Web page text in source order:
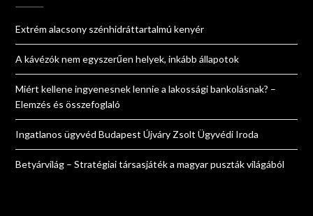
Extrém alacsony szénhidráttartalmú kenyér
A kávézók nem egyszerűen helyek, inkább állapotok
Miért kellene ingyenesnek lennie a lakossági bankolásnak? –
Elemzés és összefoglaló
Ingatlanos ügyvéd Budapest Újváry Zsolt Ügyvédi Iroda
Betyárvilág – Stratégiai társasjáték a magyar puszták világából